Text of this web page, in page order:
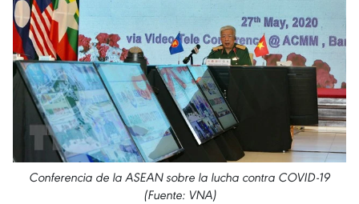
Conferencia de la ASEAN sobre la lucha contra COVID-19
(Fuente: VNA)